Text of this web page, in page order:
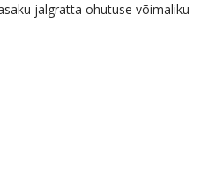
jalgratta ohutuse võimaliku